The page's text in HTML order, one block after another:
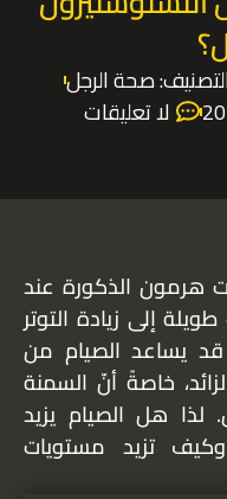
صحة الرجل
لا تعليقات
هرمون الذكورة عند
إلى زيادة التوتر
قد يساعد الصيام من
خاصةً أنّ السمنة
لذا هل الصيام يزيد
تزيد مستويات